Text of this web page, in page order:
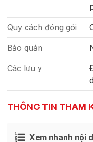
Quy cách đóng gói
Bảo quản
Các lưu ý
THÔNG TIN THAM
Xem nhanh nội